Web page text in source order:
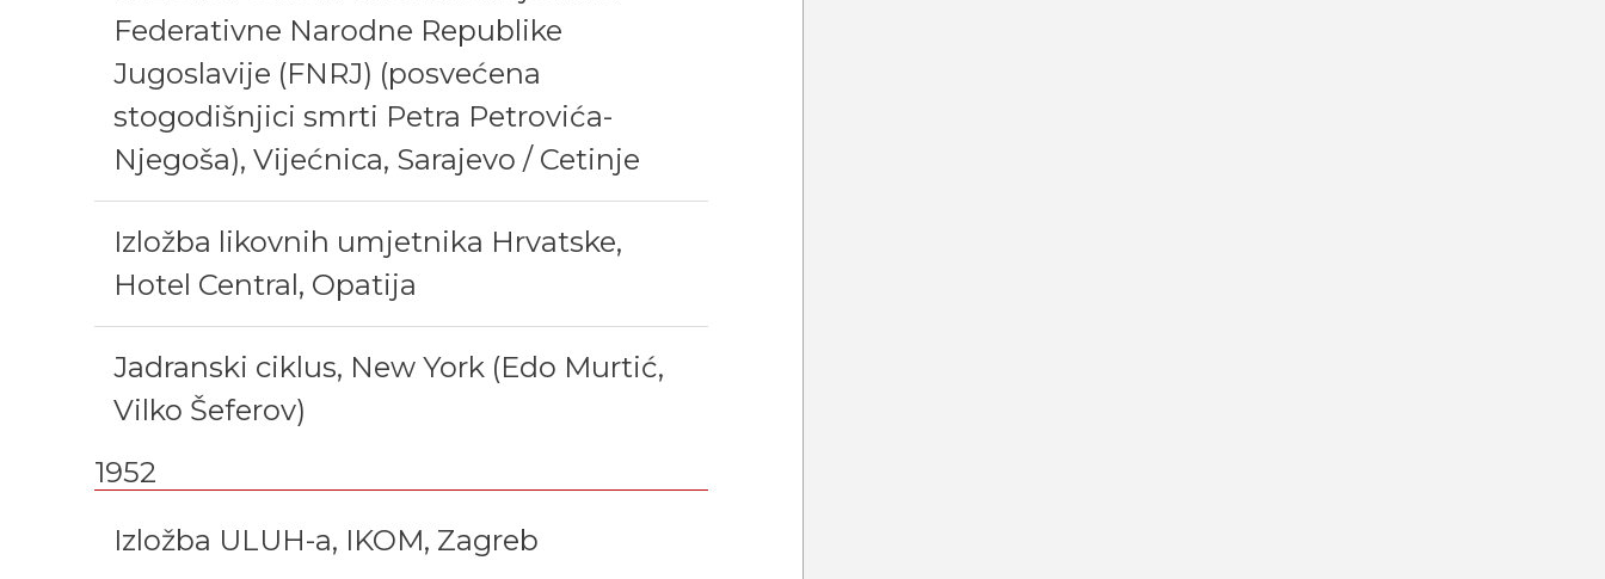
Federativne Narodne Republike
Jugoslavije (FNRJ) (posvećena
stogodišnjici smrti Petra Petrovića-
Njegoša), Vijećnica, Sarajevo / Cetinje
Izložba likovnih umjetnika Hrvatske,
Hotel Central, Opatija
Jadranski ciklus, New York (Edo Murtić,
Vilko Šeferov)
1952
Izložba ULUH-a, IKOM, Zagreb